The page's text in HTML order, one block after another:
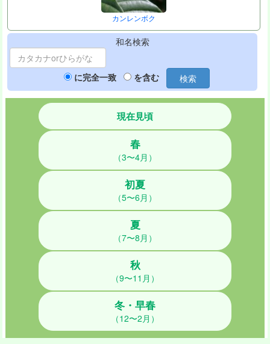
カンレンボク
和名検索
に完全一致 を含む 検索
現在見頃
春
（3〜4月）
初夏
（5〜6月）
夏
（7〜8月）
秋
（9〜11月）
冬・早春
（12〜2月）